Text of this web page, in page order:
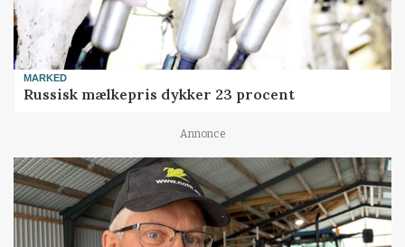
MARKED
Russisk mælkepris dykker 23 procent
Annonce